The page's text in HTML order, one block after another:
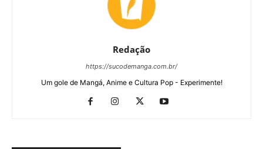
Redação
https://sucodemanga.com.br/
Um gole de Mangá, Anime e Cultura Pop - Experimente!